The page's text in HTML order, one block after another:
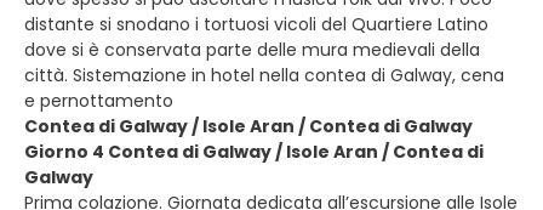
distante si snodano i tortuosi vicoli del Quartiere Latino
dove si è conservata parte delle mura medievali della
città. Sistemazione in hotel nella contea di Galway, cena
e pernottamento
Contea di Galway / Isole Aran / Contea di Galway
Giorno 4 Contea di Galway / Isole Aran / Contea di
Galway
Prima colazione. Giornata dedicata all’escursione alle Isole